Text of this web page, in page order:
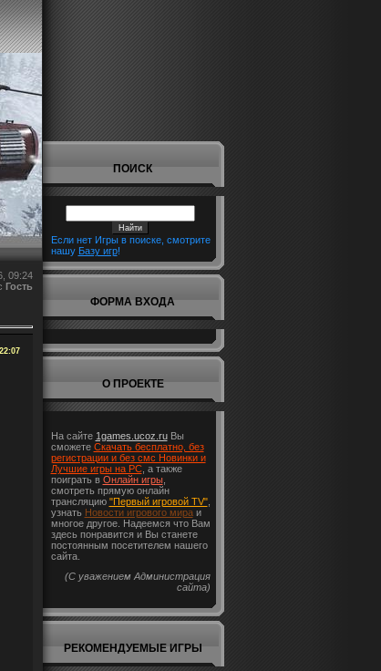
09:24
Гость
22:07
ПОИСК
Если нет Игры в поиске, смотрите
нашу Базу игр!
ФОРМА ВХОДА
О ПРОЕКТЕ
На сайте 1games.ucoz.ruВы
сможете Скачать бесплатно, без
регистрации и без смс Новинки и
Лучшие игры на PC, а также
поиграть в Онлайн игры,
смотреть прямую онлайн
трансляцию "Первый игровой TV",
узнать Новости игрового мираи
многое другое. Надеемся что Вам
здесь понравится и Вы станете
постоянным посетителем нашего
сайта.
(С уважением Администрация
сайта)
РЕКОМЕНДУЕМЫЕ ИГРЫ